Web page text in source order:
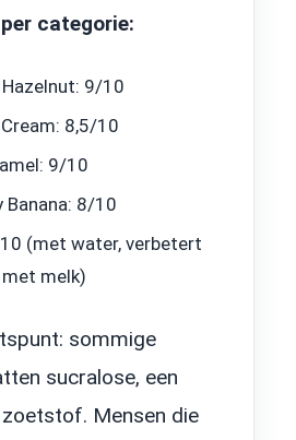
categorie:
9/10
8,5/10
9/10
Banana: 8/10
(met water, verbetert
melk)
sommige
sucralose, een
Mensen die